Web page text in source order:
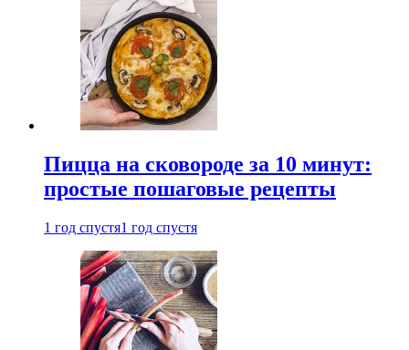
Пицца на сковороде за 10 минут:
простые пошаговые рецепты
1 год спустя1 год спустя